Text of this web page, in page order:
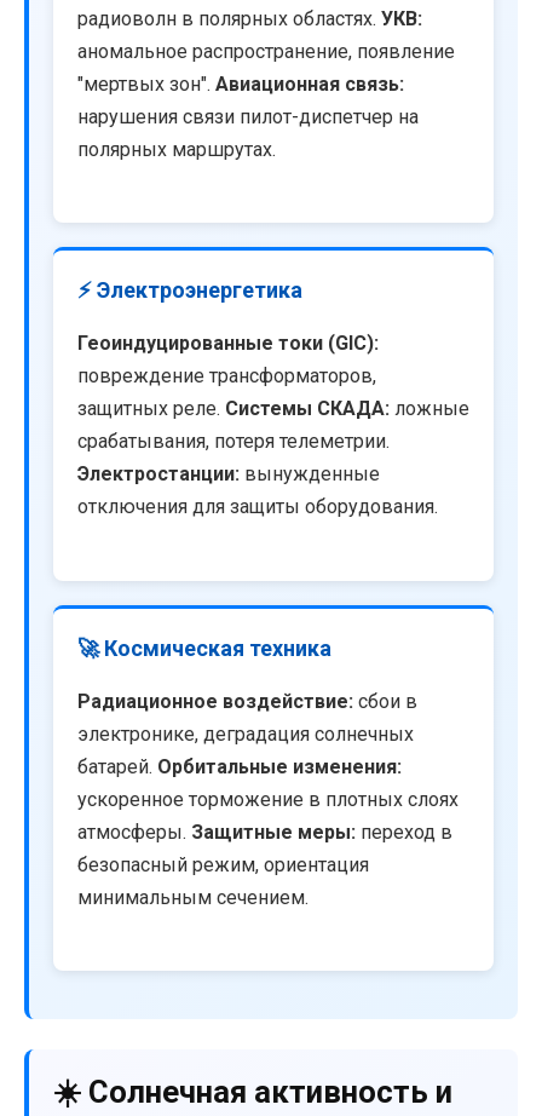
радиоволн в полярных областях. УКВ:
аномальное распространение, появление
"мертвых зон". Авиационная связь:
нарушения связи пилот-диспетчер на
полярных маршрутах.
⚡ Электроэнергетика
Геоиндуцированные токи (GIC):
повреждение трансформаторов,
защитных реле. Системы СКАДА: ложные
срабатывания, потеря телеметрии.
Электростанции: вынужденные
отключения для защиты оборудования.
🚀 Космическая техника
Радиационное воздействие: сбои в
электронике, деградация солнечных
батарей. Орбитальные изменения:
ускоренное торможение в плотных слоях
атмосферы. Защитные меры: переход в
безопасный режим, ориентация
минимальным сечением.
☀️ Солнечная активность и